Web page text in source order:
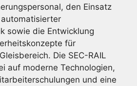
den Einsatz
sowie die Entwicklung
für
Die SEC-RAIL
auf moderne Technologien,
und eine